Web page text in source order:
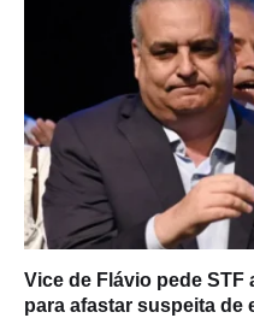
Vice de Flávio pede STF
para afastar suspeita de